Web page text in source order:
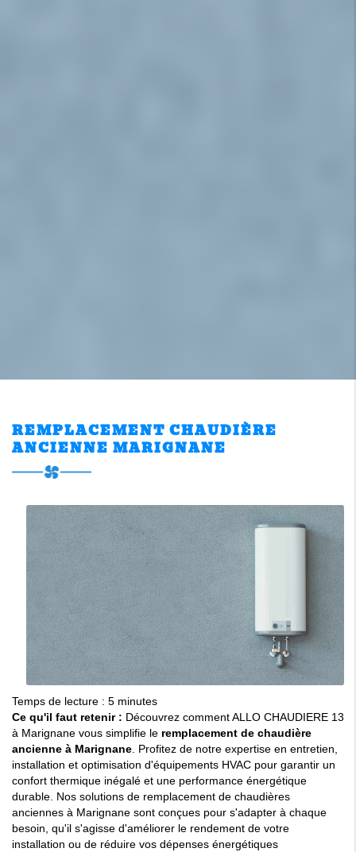
REMPLACEMENT CHAUDIÈRE
ANCIENNE MARIGNANE
Temps de lecture : 5 minutes
Ce qu'il faut retenir : Découvrez comment ALLO CHAUDIERE 13
à Marignane vous simplifie le remplacement de chaudière
ancienne à Marignane. Profitez de notre expertise en entretien,
installation et optimisation d'équipements HVAC pour garantir un
confort thermique inégalé et une performance énergétique
durable. Nos solutions de remplacement de chaudières
anciennes à Marignane sont conçues pour s'adapter à chaque
besoin, qu'il s'agisse d'améliorer le rendement de votre
installation ou de réduire vos dépenses énergétiques